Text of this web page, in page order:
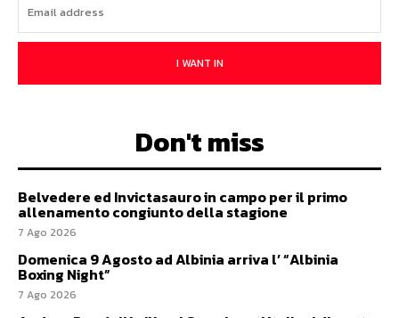
I WANT IN
Don't miss
Belvedere ed Invictasauro in campo per il primo
allenamento congiunto della stagione
7 Ago 2026
Domenica 9 Agosto ad Albinia arriva l’ “Albinia
Boxing Night”
7 Ago 2026